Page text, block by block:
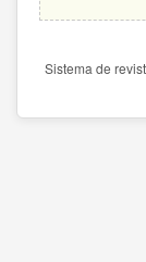
Sistema de